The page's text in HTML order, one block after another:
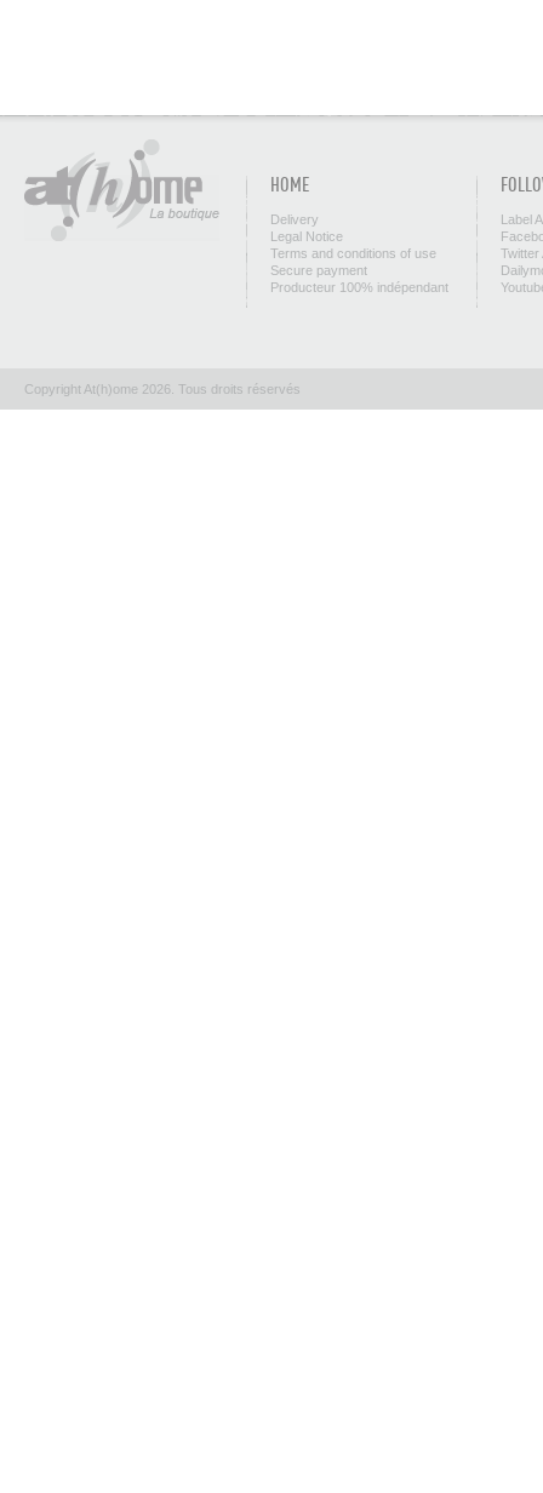
HOME
Delivery
Legal Notice
Terms and conditions of use
Secure payment
Producteur 100% indépendant
Label
Twitter
Copyright At(h)ome 2026. Tous droits réservés